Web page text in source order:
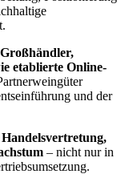
Großhändler,
etablierte Online-
und der
– nicht nur in